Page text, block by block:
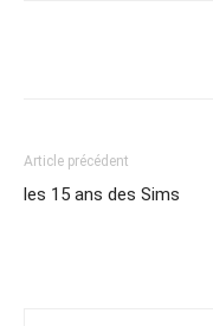
Article précédent
les 15 ans des Sims